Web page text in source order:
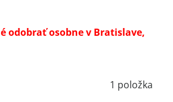
odobrať osobne v Bratislave,
1 položka